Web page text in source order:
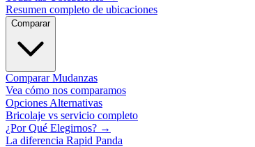
Resumen completo de ubicaciones
Comparar
Comparar Mudanzas
Vea cómo nos comparamos
Opciones Alternativas
Bricolaje vs servicio completo
¿Por Qué Elegirnos? →
La diferencia Rapid Panda